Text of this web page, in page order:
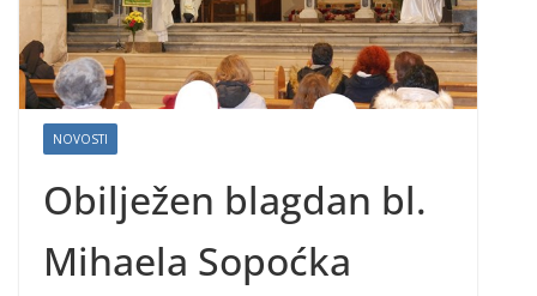
NOVOSTI
Obilježen blagdan bl.
Mihaela Sopoćka